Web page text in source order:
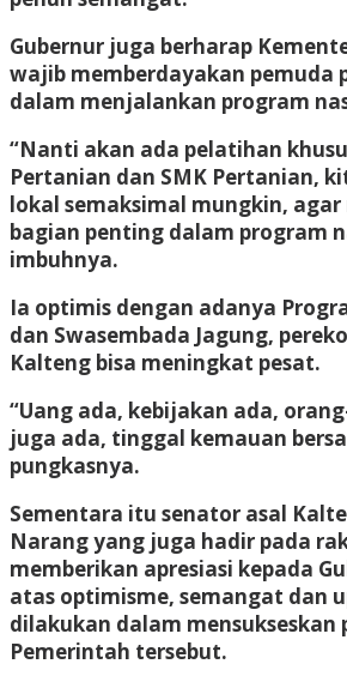
Gubernur juga berharap
wajib memberdayakan pemuda
dalam menjalankan program
“Nanti akan ada pelatihan
Pertanian dan SMK Pertanian,
lokal semaksimal mungkin,
bagian penting dalam program
imbuhnya.
Ia optimis dengan adanya
dan Swasembada Jagung,
Kalteng bisa meningkat pesat.
“Uang ada, kebijakan ada,
juga ada, tinggal kemauan
pungkasnya.
Sementara itu senator asal
Narangyang juga hadir pada
memberikan apresiasi kepada
atas optimisme, semangat dan
dilakukan dalam mensukseskan
Pemerintah tersebut.